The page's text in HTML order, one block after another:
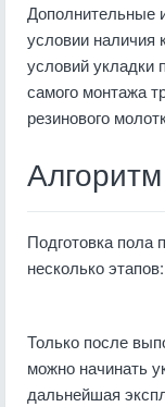
Дополнительные
условии наличия
условий укладки
самого монтажа
резинового
Подготовка пола
несколько этапов:
Только после
можно начинать
дальнейшая